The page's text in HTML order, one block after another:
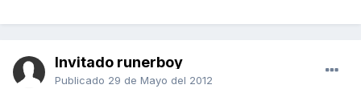
Invitado runerboy
Publicado 29 de Mayo del 2012